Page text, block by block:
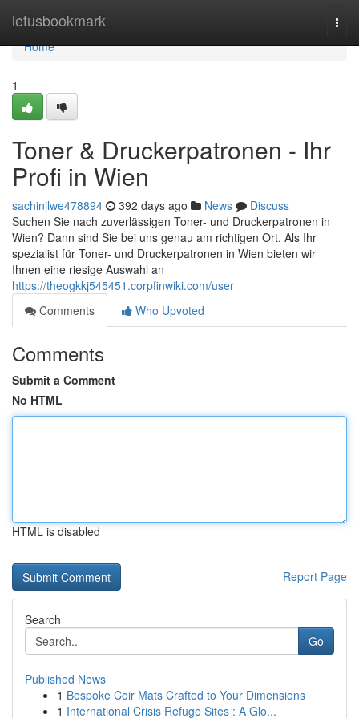
letusbookmark
Home
Home
1
Toner & Druckerpatronen - Ihr
Profi in Wien
sachinjlwe478894 392 days ago News
Discuss
Suchen Sie nach zuverlässigen Toner- und Druckerpatronen in
Wien? Dann sind Sie bei uns genau am richtigen Ort. Als Ihr
spezialist für Toner- und Druckerpatronen in Wien bieten wir
Ihnen eine riesige Auswahl an
https://theogkkj545451.corpfinwiki.com/user
Comments
Who Upvoted
Comments
Submit a Comment
No HTML
HTML is disabled
Report Page
Search
Go
Published News
1 Bespoke Coir Mats Crafted to Your Dimensions
1 International Crisis Refuge Sites : A Glo...